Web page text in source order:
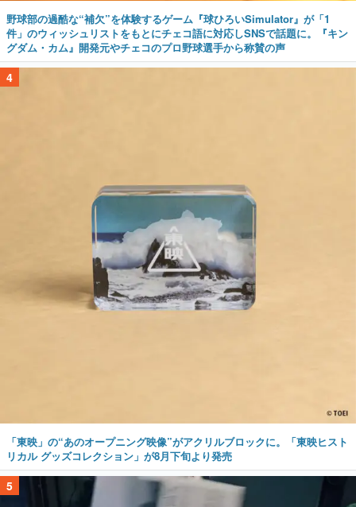
野球部の過酷な“補欠”を体験するゲーム『球ひろいSimulator』が「1
件」のウィッシュリストをもとにチェコ語に対応しSNSで話題に。『キン
グダム・カム』開発元やチェコのプロ野球選手から称賛の声
4
「東映」の“あのオープニング映像”がアクリルブロックに。「東映ヒスト
リカル グッズコレクション」が8月下旬より発売
5